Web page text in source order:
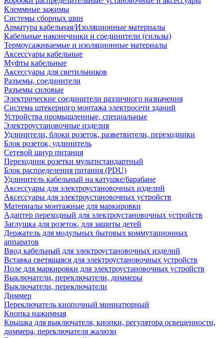
Клеммные зажимы
Системы сборных шин
Арматура кабельная/Изоляционные материалы
Кабельные наконечники и соединители (гильзы)
Термоусаживаемые и изоляционные материалы
Аксессуары кабельные
Муфты кабельные
Аксессуары для светильников
Разъемы, соединители
Разъемы силовые
Электрические соединители различного назначения
Система штекерного монтажа электросети зданий
Устройства промышленные, специальные
Электроустановочные изделия
Удлинители, блоки розеток, разветвители, переходники
Блок розеток, удлинитель
Сетевой шнур питания
Переходник розетки мультистандартный
Блок распределения питания (PDU)
Удлинитель кабельный на катушке/барабане
Аксессуары для электроустановочных изделий
Аксессуары для электроустановочных устройств
Материалы монтажные для маркировки
Адаптер переходный для электроустановочных устройств
Заглушка для розеток, для защиты детей
Держатель для модульных бытовых коммутационных
аппаратов
Ввод кабельный для электроустановочных изделий
Вставка светящаяся для электроустановочных устройств
Поле для маркировки для электроустановочных устройств
Выключатели, переключатели, диммеры
Выключатели, переключатели
Диммер
Переключатель кнопочный миниатюрный
Кнопка нажимная
Крышка для выключателя, кнопки, регулятора освещенности,
диммера, переключателя жалюзи